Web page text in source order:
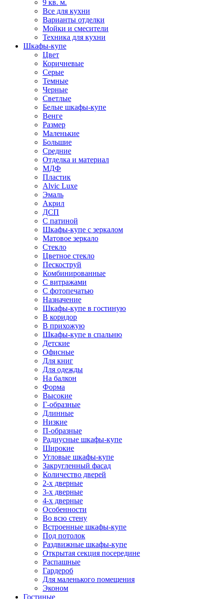
9 кв. м.
Все для кухни
Варианты отделки
Мойки и смесители
Техника для кухни
Шкафы-купе
Цвет
Коричневые
Серые
Темные
Черные
Светлые
Белые шкафы-купе
Венге
Размер
Маленькие
Большие
Средние
Отделка и материал
МДФ
Пластик
Alvic Luxe
Эмаль
Акрил
ДСП
С патиной
Шкафы-купе с зеркалом
Матовое зеркало
Стекло
Цветное стекло
Пескоструй
Комбинированные
С витражами
С фотопечатью
Назначение
Шкафы-купе в гостиную
В коридор
В прихожую
Шкафы-купе в спальню
Детские
Офисные
Для книг
Для одежды
На балкон
Форма
Высокие
Г-образные
Длинные
Низкие
П-образные
Радиусные шкафы-купе
Широкие
Угловые шкафы-купе
Закругленный фасад
Количество дверей
2-х дверные
3-х дверные
4-х дверные
Особенности
Во всю стену
Встроенные шкафы-купе
Под потолок
Раздвижные шкафы-купе
Открытая секция посередине
Распашные
Гардероб
Для маленького помещения
Эконом
Гостиные